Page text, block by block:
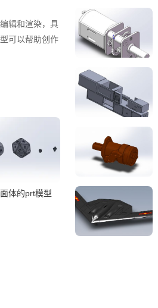
辑和渲染，具
可以帮助创作
体的prt模型